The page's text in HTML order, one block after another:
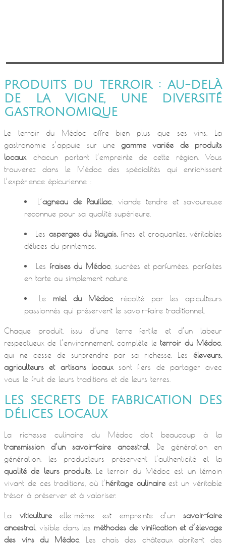
PRODUITS DU TERROIR : AU-DELÀ
DE LA VIGNE, UNE DIVERSITÉ
GASTRONOMIQUE
Le terroir du Médoc offre bien plus que ses vins. La
gastronomie s’appuie sur unegamme variée de produits
locaux, chacun portant l’empreinte de cette région. Vous
trouverez dans le Médoc des spécialités qui enrichissent
l’expérience épicurienne :
L’agneau de Pauillac, viande tendre et savoureuse
reconnue pour sa qualité supérieure.
Les asperges du Blayais,fines et croquantes, véritables
délices du printemps.
Les fraises du Médoc, sucrées et parfumées, parfaites
en tarte ou simplement nature.
Le miel du Médoc, récolté par les apiculteurs
passionnés qui préservent le savoir-faire traditionnel.
Chaque produit, issu d’une terre fertile et d’un labeur
respectueux de l’environnement, complète leterroir du Médoc,
qui ne cesse de surprendre par sa richesse. Les éleveurs,
agriculteurs et artisans locauxsont fiers de partager avec
vous le fruit de leurs traditions et de leurs terres.
LES SECRETS DE FABRICATION DES
DÉLICES LOCAUX
La richesse culinaire du Médoc doit beaucoup à la
transmission d’un savoir-faire ancestral. De génération en
génération, les producteurs préservent l’authenticité et la
qualité de leurs produits. Le terroir du Médoc est un témoin
vivant de ces traditions, où l’héritage culinaireest un véritable
trésor à préserver et à valoriser.
La viticultureelle-même est empreinte d’unsavoir-faire
ancestral, visible dans les méthodes de vinification et d’élevage
des vins du Médoc. Les chais des châteaux abritent des